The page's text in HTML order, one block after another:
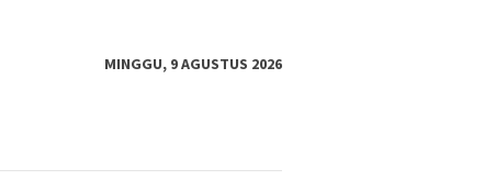
MINGGU, 9 AGUSTUS 2026